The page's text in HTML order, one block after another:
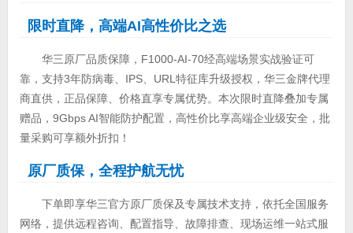
限时直降，高端AI高性价比之选
华三原厂品质保障，F1000-AI-70经高端场景实战验证可
靠，支持3年防病毒、IPS、URL特征库升级授权，华三金牌代理
商直供，正品保障、价格直享专属优势。本次限时直降叠加专属
赠品，9Gbps AI智能防护配置，高性价比享高端企业级安全，批
量采购可享额外折扣！
原厂质保，全程护航无忧
下单即享华三官方原厂质保及专属技术支持，依托全国服务
网络，提供远程咨询、配置指导、故障排查、现场运维一站式服